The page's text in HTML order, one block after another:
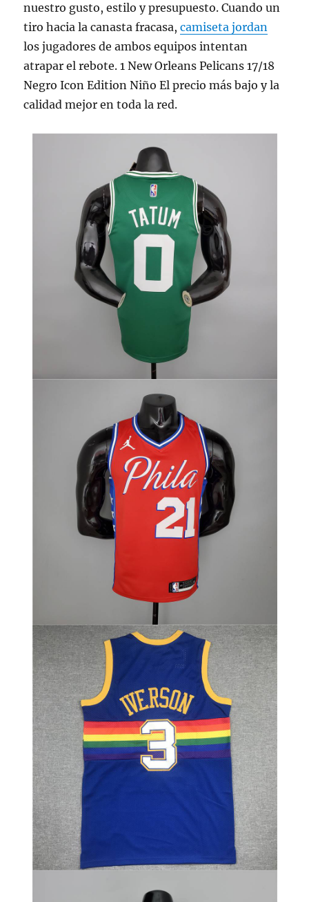
nuestro gusto, estilo y presupuesto. Cuando un
tiro hacia la canasta fracasa,camiseta jordan
los jugadores de ambos equipos intentan
atrapar el rebote. 1 New Orleans Pelicans 17/18
Negro Icon Edition Niño El precio más bajo y la
calidad mejor en toda la red.